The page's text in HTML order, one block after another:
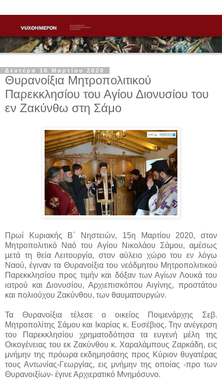
Δευτέρα 16 Μαρτίου 2020
Θυρανοίξια Μητροπολιτικού
Παρεκκλησίου του Αγίου Διονυσίου του
εν Ζακύνθω στη Σάμο
Πρωί Κυριακής Β΄ Νηστειών, 15η Μαρτίου 2020, στον
Μητροπολιτικό Ναό του Αγίου Νικολάου Σάμου, αμέσως
μετά τη θεία Λειτουργία, στον αύλειο χώρο του εν λόγω
Ναού, έγιναν τα Θυρανοίξια του νεόδμητου Μητροπολιτικού
Παρεκκλησίου προς τιμήν και δόξαν των Αγίων Λουκά του
ιατρού και Διονυσίου, Αρχιεπισκόπου Αιγίνης, προστάτου
και πολιούχου Ζακύνθου, των θαυματουργών.
Τα Θυρανοίξια τέλεσε ο οικείος Ποιμενάρχης Σεβ.
Μητροπολίτης Σάμου και Ικαρίας κ. Ευσέβιος. Την ανέγερση
του Παρεκκλησίου χρηματοδότησα τα ευγενή μέλη της
Οικογένειας του εκ Ζακύνθου κ. Χαραλάμπους Ζαρκάδη, εις
μνήμην της πρόωρα εκδημησάσης προς Κύριον θυγατέρας
τους Αντωνίας-Γεωργίας, εις μνήμην της οποίας -προ των
Θυρανοιξίων- έγινε Αρχιερατικό Μνημόσυνο.